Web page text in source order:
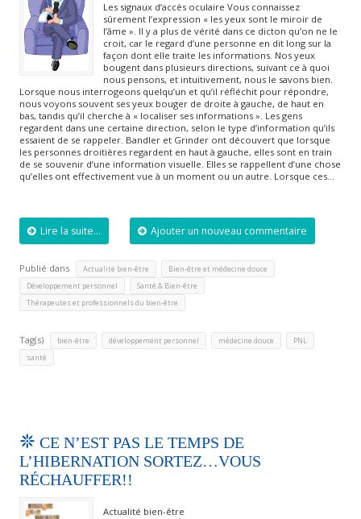
Les signaux d’accès oculaire Vous connaissez
sûrement l’expression « les yeux sont le miroir de
l’âme ». Il y a plus de vérité dans ce dicton qu’on ne le
croit, car le regard d’une personne en dit long sur la
façon dont elle traite les informations. Nos yeux
bougent dans plusieurs directions, suivant ce à quoi
nous pensons, et intuitivement, nous le savons bien.
Lorsque nous interrogeons quelqu’un et qu’il réfléchit pour répondre,
nous voyons souvent ses yeux bouger de droite à gauche, de haut en
bas, tandis qu’il cherche à « localiser ses informations ». Les gens
regardent dans une certaine direction, selon le type d’information qu’ils
essaient de se rappeler. Bandler et Grinder ont découvert que lorsque
les personnes droitières regardent en haut à gauche, elles sont en train
de se souvenir d’une information visuelle. Elles se rappellent d’une chose
qu’elles ont effectivement vue à un moment ou un autre. Lorsque ces…
Lire la suite... Ajouter un nouveau commentaire
Publié dans Actualité bien-être Bien-être et médecine douce
Développement personnel Santé & Bien-être
Thérapeutes et professionnels du bien-être
Tag(s) bien-être développement personnel médecine douce PNL
santé
CE N’EST PAS LE TEMPS DE
L’HIBERNATION SORTEZ…VOUS
RÉCHAUFFER!!
Actualité bien-être